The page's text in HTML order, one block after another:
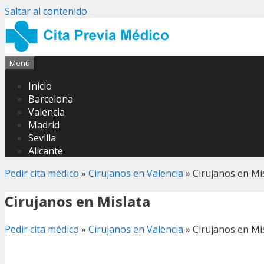
Saltar al contenido
Menú
Inicio
Barcelona
Valencia
Madrid
Sevilla
Alicante
Pedir cita médico » Cirujanos en Valencia » Cirujanos en
Cirujanos en Mislata
Pedir cita médico » Cirujanos en Valencia » Cirujanos en